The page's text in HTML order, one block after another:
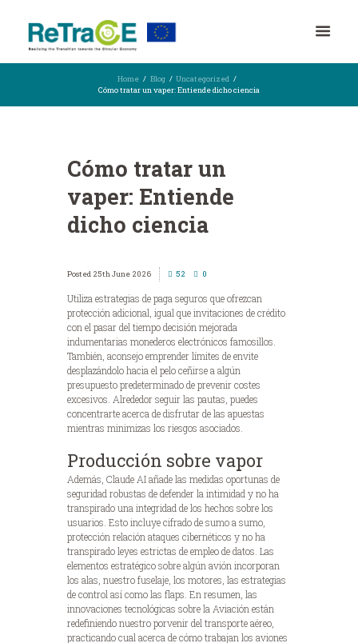
Home Blog
Uncategorized
Cómo tratar un vaper: Entiende dicho ciencia
Cómo tratar un
vaper: Entiende
dicho ciencia
25th June 2026 52 0
Utiliza estrategias de paga seguros que ofrezcan
protección adicional, igual que invitaciones de crédito
con el pasar del tiempo decisión mejorada
indumentarias monederos electrónicos famosillos.
También, aconsejo emprender límites de envite
desplazándolo hacia el pelo ceñirse a algún
presupuesto predeterminado de prevenir costes
excesivos. Alrededor seguir las pautas, puedes
concentrarte acerca de disfrutar de las apuestas
mientras minimizas los riesgos asociados.
Producción sobre vapor
Además, Claude AI añade las medidas oportunas de
seguridad robustas de defender la intimidad y no ha
transpirado una integridad de los hechos sobre los
usuarios. Esto incluye cifrado de sumo a sumo,
protección relación ataques cibernéticos y no ha
transpirado leyes estrictas de empleo de datos. Las
elementos estratégico sobre algún avión incorporan
los alas, nuestro fuselaje, los motores, las estrategias
de control así­ como las flaps. En resumen, las
innovaciones tecnológicas sobre la Aviación están
redefiniendo nuestro porvenir del transporte aéreo,
practicando cual acerca de cómo trabajan los aviones